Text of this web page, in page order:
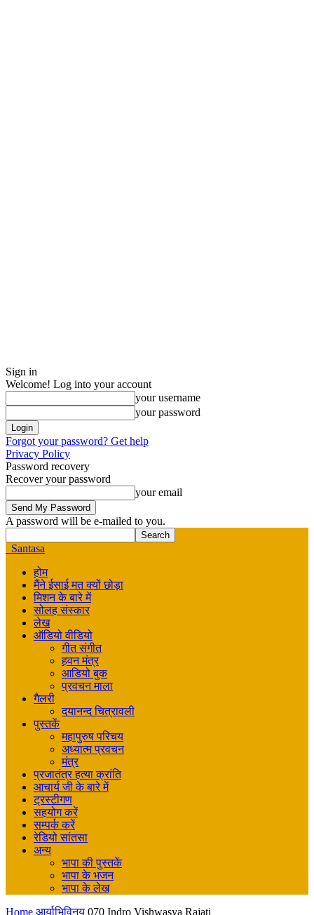
Sign in
Welcome! Log into your account
your username
your password
Forgot your password? Get help
Privacy Policy
Password recovery
Recover your password
your email
A password will be e-mailed to you.
Santasa
होम
मैंने ईसाई मत क्यों छोड़ा
मिशन के बारे में
सोलह संस्कार
लेख
ऑडियो वीडियो
गीत संगीत
हवन मंत्र
आडियो बुक
प्रवचन माला
गैलरी
दयानन्द चित्रावली
पुस्तकें
महापुरुष परिचय
अध्यात्म प्रवचन
मंत्र
प्रजातंत्र हत्या क्रांति
आचार्य जी के बारे में
ट्रस्टीगण
सहयोग करें
सम्पर्क करें
रेडियो सांतसा
अन्य
भापा की पुस्तकें
भापा के भजन
भापा के लेख
Home आर्याभिविनय 070 Indro Vishwasya Rajati